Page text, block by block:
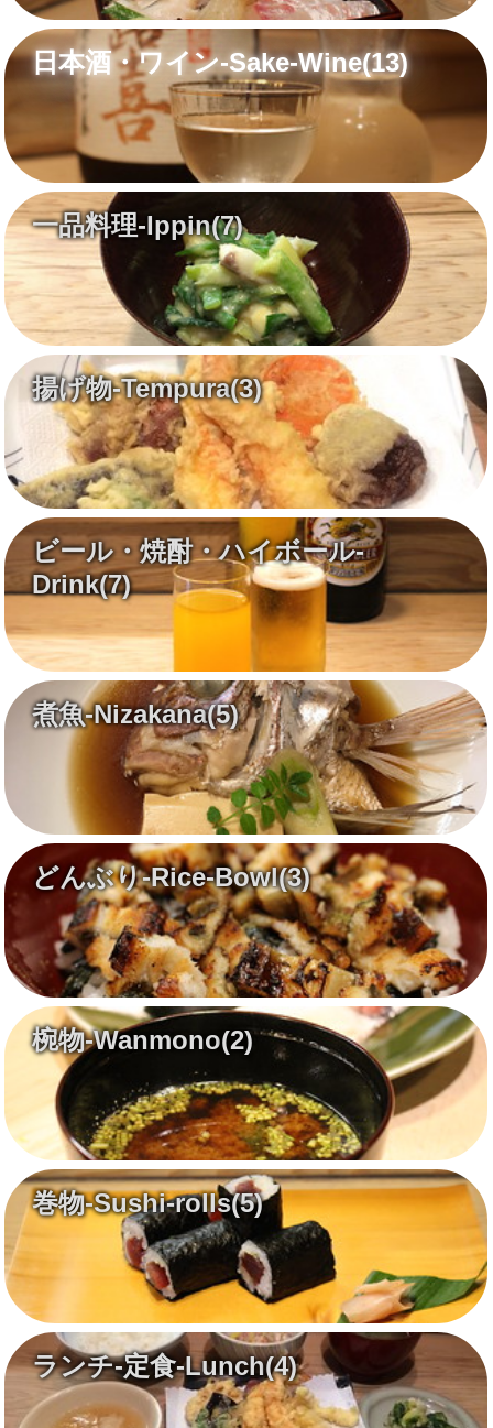
日本酒・ワイン-Sake-Wine(13)
一品料理-Ippin(7)
揚げ物-Tempura(3)
ビール・焼酎・ハイボール-
Drink(7)
煮魚-Nizakana(5)
どんぶり-Rice-Bowl(3)
椀物-Wanmono(2)
巻物-Sushi-rolls(5)
ランチ-定食-Lunch(4)